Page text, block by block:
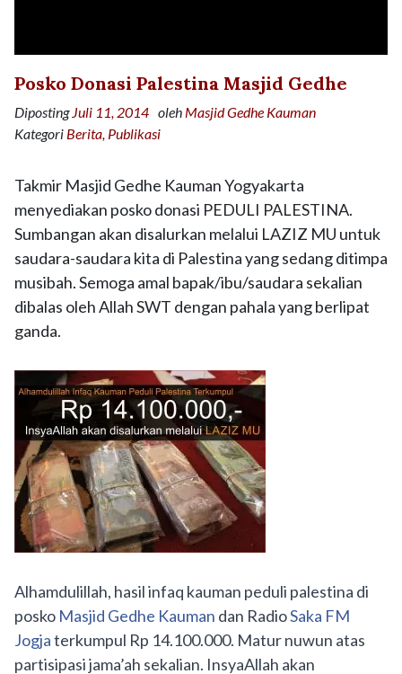
Posko Donasi Palestina Masjid Gedhe
DipostingJuli 11, 2014 oleh Masjid Gedhe Kauman
Kategori Berita Publikasi
Takmir Masjid Gedhe Kauman Yogyakarta
menyediakan posko donasi PEDULI PALESTINA.
Sumbangan akan disalurkan melalui LAZIZ MU untuk
saudara-saudara kita di Palestina yang sedang ditimpa
musibah. Semoga amal bapak/ibu/saudara sekalian
dibalas oleh Allah SWT dengan pahala yang berlipat
ganda.
Alhamdulillah, hasil infaq kauman peduli palestina di
posko Masjid Gedhe Kauman dan RadioSaka FM
Jogjaterkumpul Rp 14.100.000. Matur nuwun atas
partisipasi jama’ah sekalian. InsyaAllah akan